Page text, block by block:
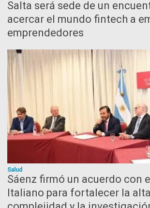
Salta será sede de un
acercar el mundo fintech a
emprendedores
Salud
Sáenz firmó un acuerdo con
Italiano para fortalecer la alta